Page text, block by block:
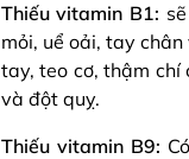
Thiếu vitamin B1:
mỏi, uể oải, tay
tay, teo cơ, thậm chí
và đột quỵ.
Thiếu vitamin B9: